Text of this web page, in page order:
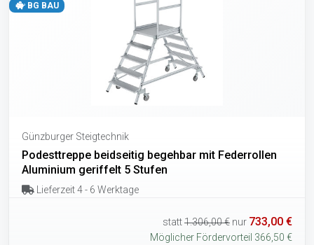
BG BAU
Günzburger Steigtechnik
Podesttreppe beidseitig begehbar mit Federrollen
Aluminium geriffelt 5 Stufen
Lieferzeit 4 - 6 Werktage
statt1.306,00 € nur 733,00 €
Möglicher Fördervorteil 366,50 €